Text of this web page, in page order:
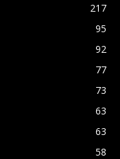
217
95
92
77
73
63
63
58